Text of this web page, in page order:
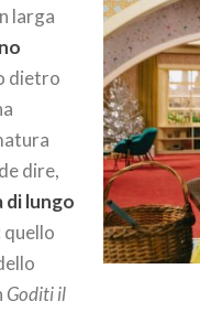
larga
dietro
dire,
di lungo
quello
Goditi il